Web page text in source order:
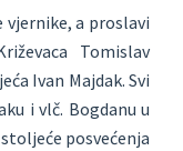
a proslavi
Tomislav
Ivan Majdak. Svi
i vlč. Bogdanu u
posvećenja